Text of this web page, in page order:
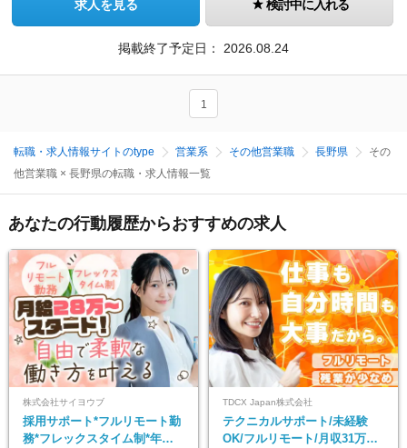
求人を見る 検討中に入れる
掲載終了予定日： 2026.08.24
1
転職・求人情報サイトのtype 営業系 その他営業職 長野県
その
他営業職 × 長野県の転職・求人情報一覧
あなたの行動履歴からおすすめの求人
株式会社サイヨウブ
採用サポート*フルリモート勤
務*フレックスタイム制*年休
TDCX Japan株式会社
テクニカルサポート/未経験
OK/フルリモート/月収31万円